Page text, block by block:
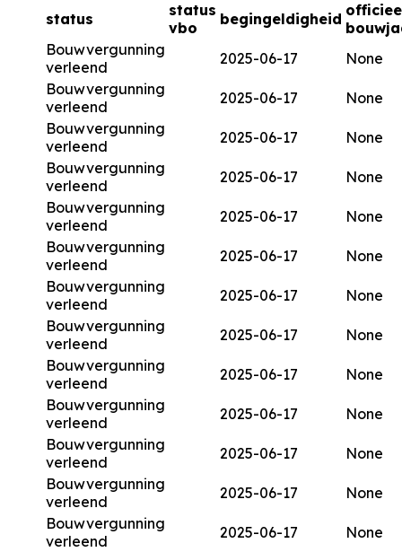
status
status
vbo
begingeldigheid
Bouwvergunning
verleend
2025-06-17
None
Bouwvergunning
verleend
2025-06-17
None
Bouwvergunning
verleend
2025-06-17
None
Bouwvergunning
verleend
2025-06-17
None
Bouwvergunning
verleend
2025-06-17
None
Bouwvergunning
verleend
2025-06-17
None
Bouwvergunning
verleend
2025-06-17
None
Bouwvergunning
verleend
2025-06-17
None
Bouwvergunning
verleend
2025-06-17
None
Bouwvergunning
verleend
2025-06-17
None
Bouwvergunning
verleend
2025-06-17
None
Bouwvergunning
verleend
2025-06-17
None
Bouwvergunning
verleend
2025-06-17
None